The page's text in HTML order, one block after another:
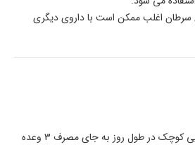
سرطان اغلب ممکن است با داروی دیگری
مصرف وعده های غذایی کوچک در طول روز به جای مصرف 3 وعده